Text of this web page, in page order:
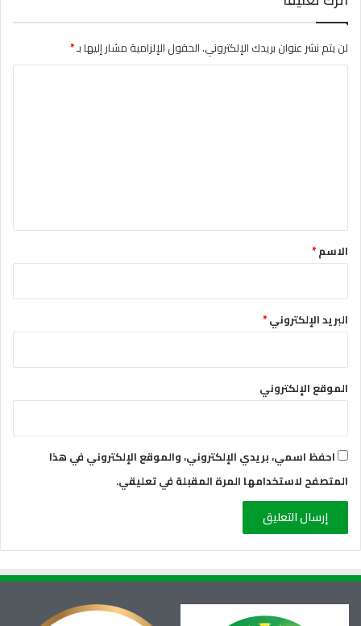
لن يتم نشر عنوان بريدك الإلكتروني.الحقول الإلزامية مشار إليها بـ*
*الاسم*
البريد الإلكتروني*
الموقع الإلكتروني
احفظ اسمي، بريدي الإلكتروني، والموقع الإلكتروني في هذا
المتصفح لاستخدامها المرة المقبلة في تعليقي.